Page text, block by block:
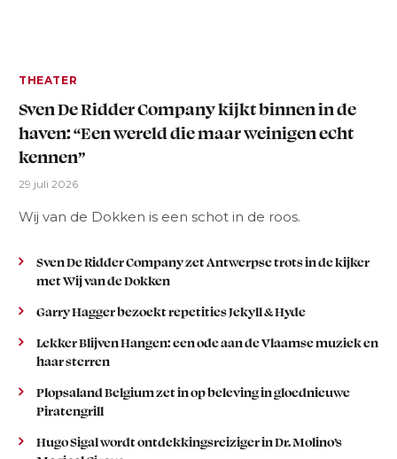
THEATER
Sven De Ridder Company kijkt binnen in de
haven: “Een wereld die maar weinigen echt
kennen”
29 juli 2026
Wij van de Dokken is een schot in de roos.
Sven De Ridder Company zet Antwerpse trots in de kijker
met Wij van de Dokken
Garry Hagger bezoekt repetities Jekyll & Hyde
Lekker Blijven Hangen: een ode aan de Vlaamse muziek en
haar sterren
Plopsaland Belgium zet in op beleving in gloednieuwe
Piratengrill
Hugo Sigal wordt ontdekkingsreiziger in Dr. Molino’s